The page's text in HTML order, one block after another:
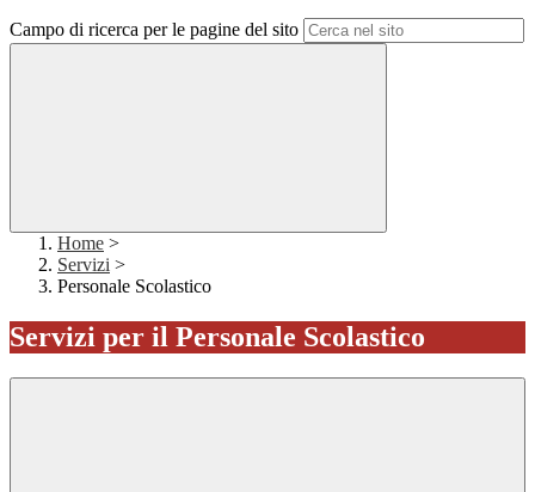
Campo di ricerca per le pagine del sito
Home >
Servizi >
Personale Scolastico
Servizi per il Personale Scolastico